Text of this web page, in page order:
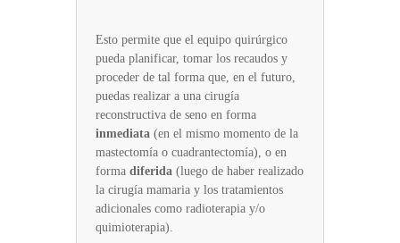
Esto permite que el equipo quirúrgico
pueda planificar, tomar los recaudos y
proceder de tal forma que, en el futuro,
puedas realizar a una cirugía
reconstructiva de seno​ en forma
inmediata (en el mismo momento de la
mastectomía o cuadrantectomía), o en
forma diferida (luego de haber realizado
la cirugía mamaria y los tratamientos
adicionales como radioterapia y/o
quimioterapia).